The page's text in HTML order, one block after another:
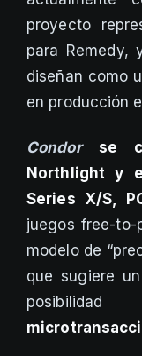
proyecto
para Remedy,
diseñan como
en producción
Condor se
Northlight y
Series X/S,
juegos free-to-
modelo de
que sugiere